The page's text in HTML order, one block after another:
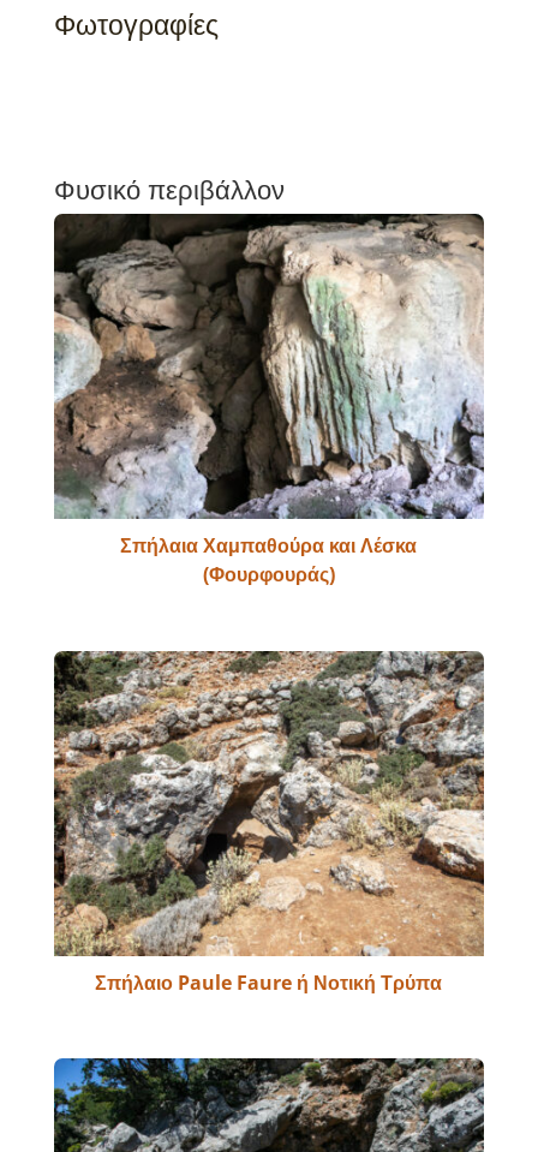
Φωτογραφίες
Φυσικό περιβάλλον
Σπήλαια Χαμπαθούρα και Λέσκα
(Φουρφουράς)
Σπήλαιο Paule Faure ή Νοτική Τρύπα